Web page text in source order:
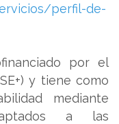
perfil-de-
por el
y tiene como
mediante
a las